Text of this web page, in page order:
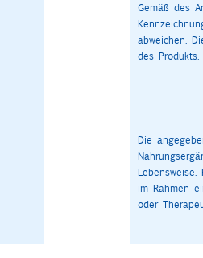
Gemäß des
abweichen.
des Produkts.
Die
Lebensweise.
im Rahmen
oder